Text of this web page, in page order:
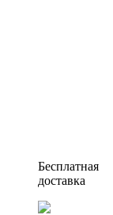
Бесплатная
доставка